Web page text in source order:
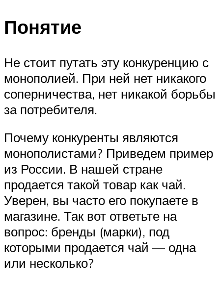
Понятие
Не стоит путать эту конкуренцию с
монополией. При ней нет никакого
соперничества, нет никакой борьбы
за потребителя.
Почему конкуренты являются
монополистами? Приведем пример
из России. В нашей стране
продается такой товар как чай.
Уверен, вы часто его покупаете в
магазине. Так вот ответьте на
вопрос: бренды (марки), под
которыми продается чай — одна
или несколько?